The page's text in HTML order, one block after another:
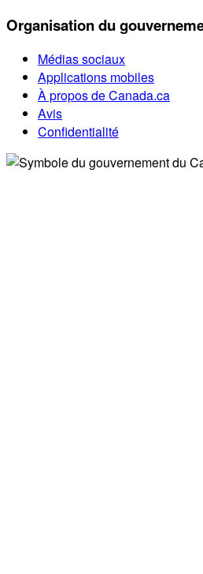
Organisation du
Médias sociaux
Applications mobiles
À propos de Canada.ca
Avis
Confidentialité